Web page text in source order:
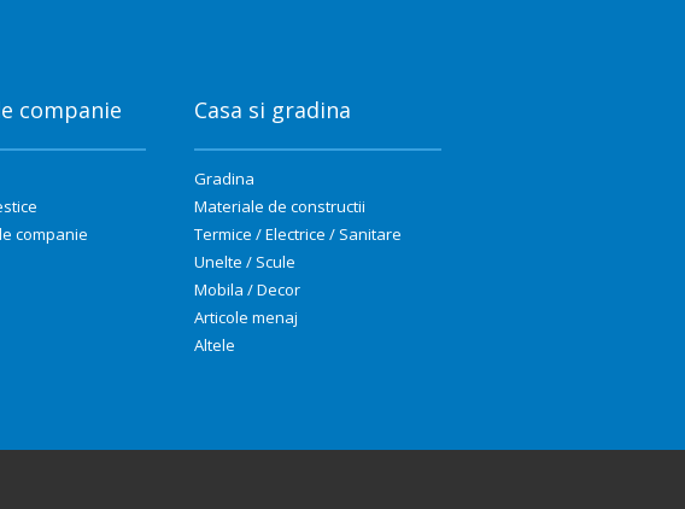
companie
companie
Casa si gradina
Gradina
Materiale de constructii
Termice / Electrice / Sanitare
Unelte / Scule
Mobila / Decor
Articole menaj
Altele